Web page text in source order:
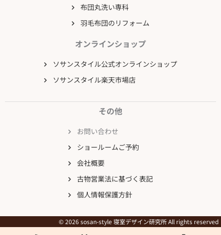
布団丸洗い専科
羽毛布団のリフォーム
オンラインショップ
ソサンスタイル公式オンラインショップ
ソサンスタイル楽天市場店
その他
お問い合わせ
ショールームご予約
会社概要
古物営業法に基づく表記
個人情報保護方針
© 2026 sosan-style 寝室デザイン研究所 All rights reserved